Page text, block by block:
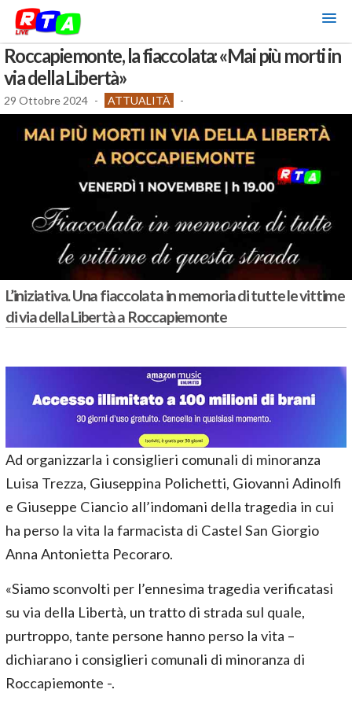
Roccapiemonte, la fiaccolata: «Mai più morti in
via della Libertà»
29 Ottobre 2024 - ATTUALITÀ -
L’iniziativa. Una fiaccolata in memoria di tutte le vittime
di via della Libertà a Roccapiemonte
Ad organizzarla i consiglieri comunali di minoranza
Luisa Trezza, Giuseppina Polichetti, Giovanni Adinolfi
e Giuseppe Ciancio all’indomani della tragedia in cui
ha perso la vita la farmacista di Castel San Giorgio
Anna Antonietta Pecoraro.
«Siamo sconvolti per l’ennesima tragedia verificatasi
su via della Libertà, un tratto di strada sul quale,
purtroppo, tante persone hanno perso la vita –
dichiarano i consiglieri comunali di minoranza di
Roccapiemonte -.